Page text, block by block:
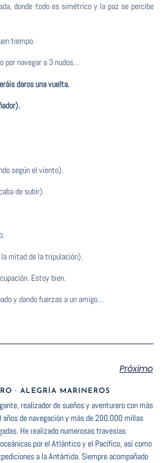
donde todo es simétrico y la paz se percibe
tiempo.
por navegar a 3 nudos…
daros una vuelta.
según el viento).
de subir).
mitad de la tripulación).
Estoy bien.
y dando fuerzas a un amigo…
Próximo
· ALEGRÍA MARINEROS
realizador de sueños y aventurero con más
años de navegación y más de 200.000 millas
He realizado numerosas travesías
por el Atlántico y el Pacífico, así como
a la Antártida. Siempre acompañado